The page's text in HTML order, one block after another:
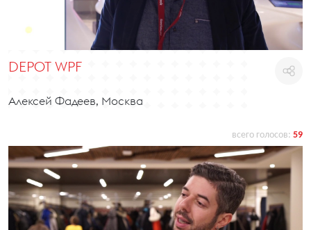
DEPOT WPF
Алексей Фадеев, Москва
всего голосов: 59